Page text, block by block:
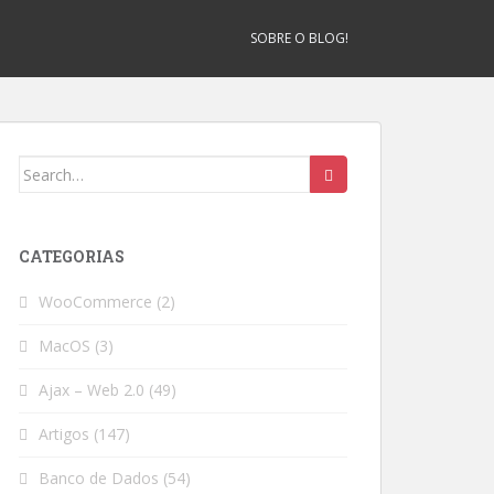
SOBRE O BLOG!
Search
CATEGORIAS
WooCommerce (2)
MacOS (3)
Ajax – Web 2.0 (49)
Artigos (147)
Banco de Dados (54)